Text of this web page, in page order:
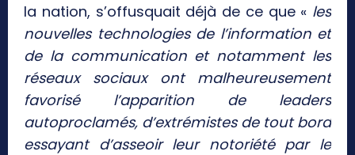
la nation, s’offusquait déjà de ce que « les
nouvelles technologies de l’information et
de la communication et notamment les
réseaux sociaux ont malheureusement
favorisé l’apparition de leaders
autoproclamés, d’extrémistes de tout bord
essayant d’asseoir leur notoriété par le